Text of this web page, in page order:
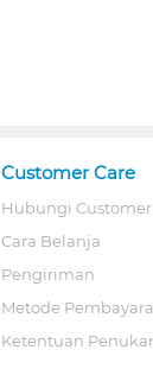
Customer Care
Hubungi Customer
Cara Belanja
Pengiriman
Metode
Ketentuan